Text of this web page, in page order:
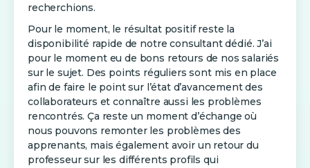
recherchions.
Pour le moment, le résultat positif reste la
disponibilité rapide de notre consultant dédié. J’ai
pour le moment eu de bons retours de nos salariés
sur le sujet. Des points réguliers sont mis en place
afin de faire le point sur l’état d’avancement des
collaborateurs et connaître aussi les problèmes
rencontrés. Ça reste un moment d’échange où
nous pouvons remonter les problèmes des
apprenants, mais également avoir un retour du
professeur sur les différents profils qui